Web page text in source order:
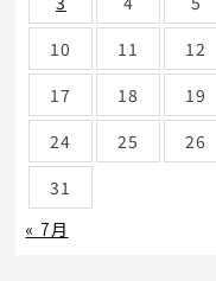
10
11 12
17
18 19
24
25 26
31
« 7月